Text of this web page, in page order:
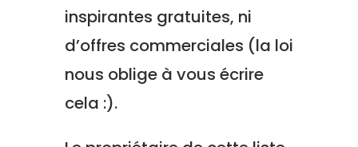
inspirantes gratuites, ni
d’offres commerciales (la loi
nous oblige à vous écrire
cela :).